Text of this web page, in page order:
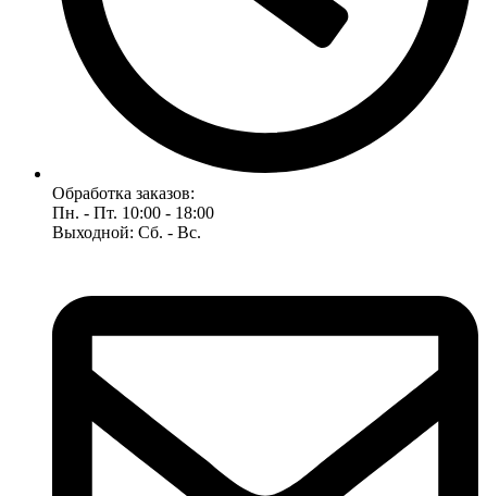
Обработка заказов:
Пн. - Пт. 10:00 - 18:00
Выходной: Сб. - Вс.